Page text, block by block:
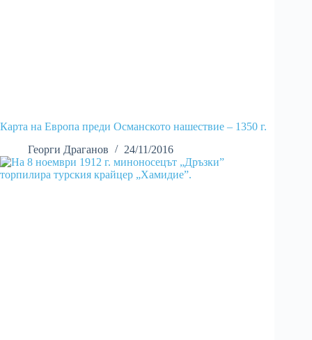
Карта на Европа преди Османското нашествие – 1350 г.
Георги Драганов
24/11/2016